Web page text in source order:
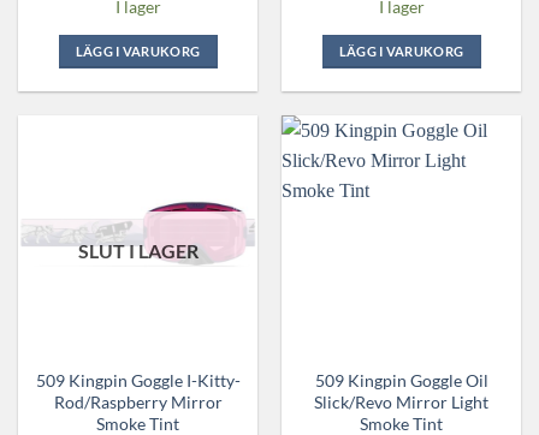
I lager
LÄGG I VARUKORG
I lager
LÄGG I VARUKORG
SLUT I LAGER
509 Kingpin Goggle I-Kitty-
Rod/Raspberry Mirror
Smoke Tint
509 Kingpin Goggle Oil
Slick/Revo Mirror Light
Smoke Tint